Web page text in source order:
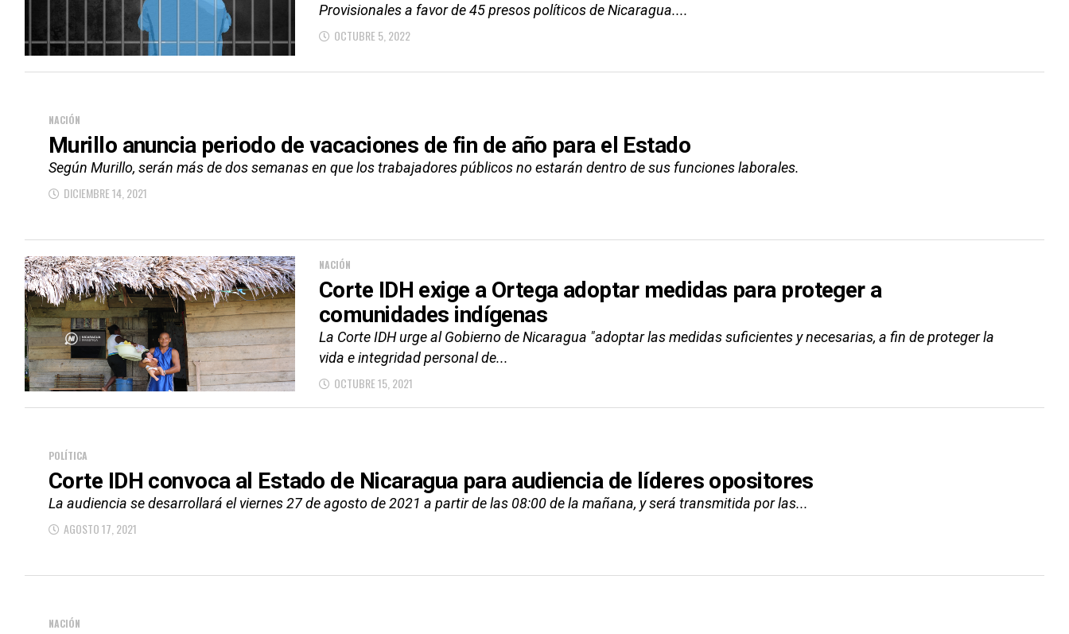
Provisionales a favor de 45 presos políticos de Nicaragua....
OCTUBRE 5, 2022
NACIÓN
Murillo anuncia periodo de vacaciones de fin de año para el Estado
Según Murillo, serán más de dos semanas en que los trabajadores públicos no estarán dentro de sus funciones laborales.
DICIEMBRE 14, 2021
NACIÓN
Corte IDH exige a Ortega adoptar medidas para proteger a
comunidades indígenas
La Corte IDH urge al Gobierno de Nicaragua "adoptar las medidas suficientes y necesarias, a fin de proteger la
vida e integridad personal de...
OCTUBRE 15, 2021
POLÍTICA
Corte IDH convoca al Estado de Nicaragua para audiencia de líderes opositores
La audiencia se desarrollará el viernes 27 de agosto de 2021 a partir de las 08:00 de la mañana, y será transmitida por las...
AGOSTO 17, 2021
NACIÓN